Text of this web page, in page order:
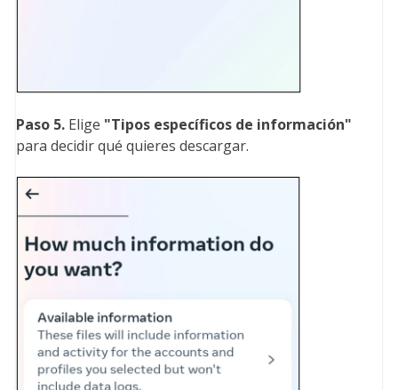
Paso 5.Elige "Tipos específicos de información"
para decidir qué quieres descargar.